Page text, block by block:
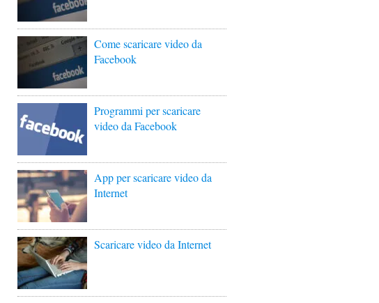
Come scaricare video da
Facebook
Programmi per scaricare
video da Facebook
App per scaricare video da
Internet
Scaricare video da Internet